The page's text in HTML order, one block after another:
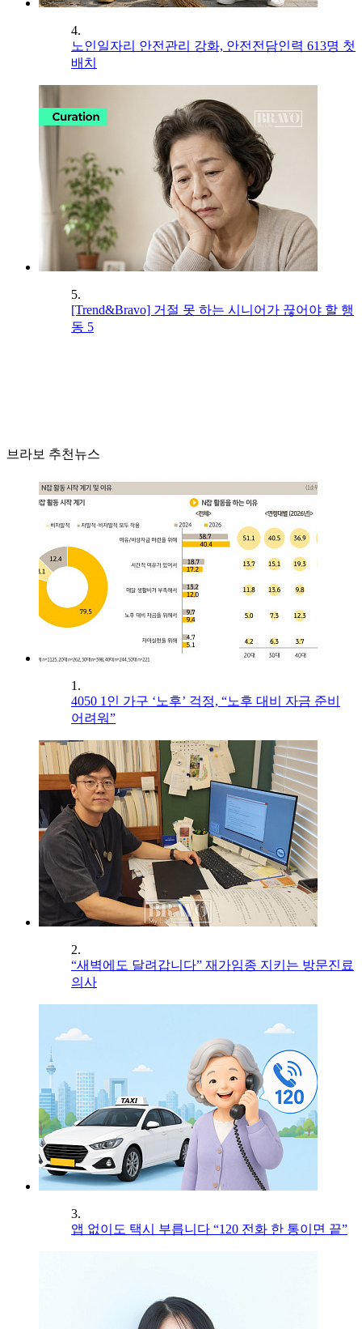
4.
노인일자리 안전관리 강화, 안전전담인력 613명 첫
배치
5.
[Trend&Bravo] 거절 못 하는 시니어가 끊어야 할 행
동 5
브라보 추천뉴스
1.
4050 1인 가구 ‘노후’ 걱정, “노후 대비 자금 준비
어려워”
2.
“새벽에도 달려갑니다” 재가임종 지키는 방문진료
의사
3.
앱 없이도 택시 부릅니다 “120 전화 한 통이면 끝”